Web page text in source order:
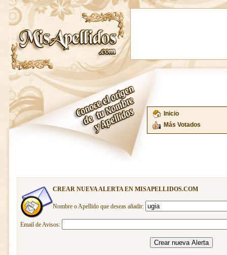
Inicio
Más Votados
CREAR NUEVA ALERTA EN MISAPELLIDOS.COM
Nombre o Apellido que deseas añadir:
Email de Avisos: